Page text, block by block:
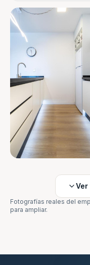
Fotografías reales del
para ampliar.